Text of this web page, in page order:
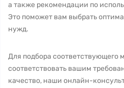
а также рекомендации по
Это поможет вам выбрать
нужд.
Для подбора соответствующего
соответствовать вашим
качество, наши онлайн-